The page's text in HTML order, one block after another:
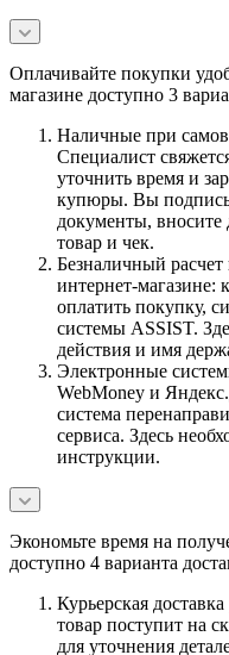
Оплачивайте покупки
магазине доступно 3
Наличные при
Специалист
уточнить время и
купюры. Вы
документы, вносите
товар и чек.
Безналичный
интернет-магазине:
оплатить покупку,
системы ASSIST.
действия и имя
Электронные
WebMoney и
система
сервиса. Здесь
инструкции.
Экономьте время на
доступно 4 варианта
Курьерская
товар поступит на
для уточнения